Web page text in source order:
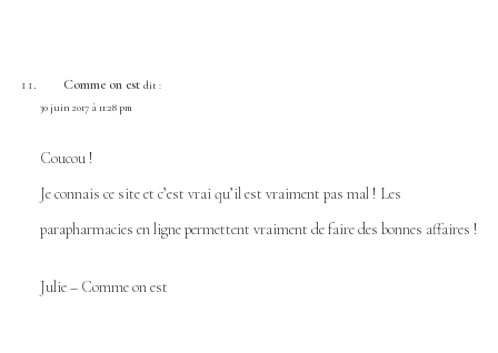
Comme on est dit :
30 juin 2017 à 11:28 pm
Coucou !
Je connais ce site et c’est vrai qu’il est vraiment pas mal ! Les
parapharmacies en ligne permettent vraiment de faire des bonnes affaires !
Julie – Comme on est